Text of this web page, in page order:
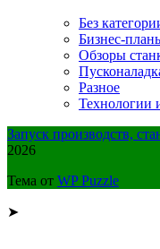
Без
Бизнес-
Обзоры
Разное
Технологии
Запуск производств,
2026
Тема от WP Puzzle
➤